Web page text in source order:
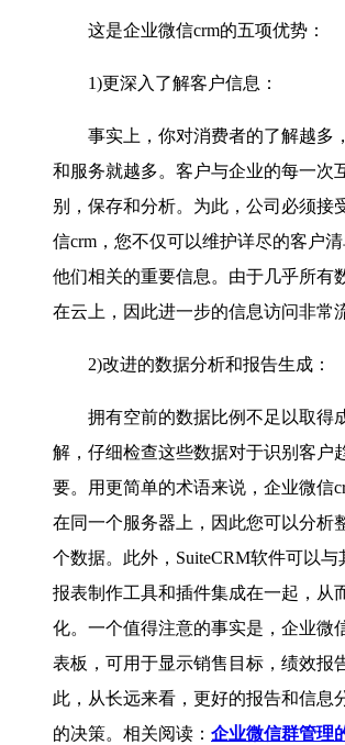
这是企业微信crm的五项优势：
1)更深入了解客户信息：
事实上，你对消费者的了解越多
和服务就越多。客户与企业的每一次
别，保存和分析。为此，公司必须接
信crm，您不仅可以维护详尽的客户
他们相关的重要信息。由于几乎所有
在云上，因此进一步的信息访问非常
2)改进的数据分析和报告生成：
拥有空前的数据比例不足以取得
解，仔细检查这些数据对于识别客户
要。用更简单的术语来说，企业微信
在同一个服务器上，因此您可以分析
个数据。此外，SuiteCRM软件可以与
报表制作工具和插件集成在一起，从
化。一个值得注意的事实是，企业微
表板，可用于显示销售目标，绩效报
此，从长远来看，更好的报告和信息
的决策。相关阅读： 企业微信群管理